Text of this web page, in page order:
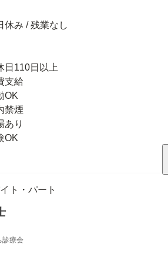
休み / 残業なし
日110日以上
支給
OK
禁煙
あり
OK
ト・パート
診療会